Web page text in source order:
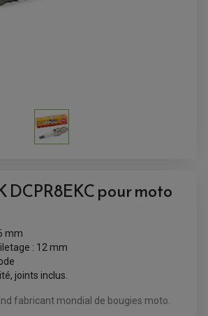
DCPR8EKC pour moto
mm
: 12 mm
joints inclus.
fabricant mondial de bougies moto.